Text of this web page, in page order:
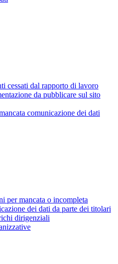
cessati dal rapporto di lavoro
da pubblicare sul sito
comunicazione dei dati
per mancata o incompleta
dei dati da parte dei titolari
dirigenziali